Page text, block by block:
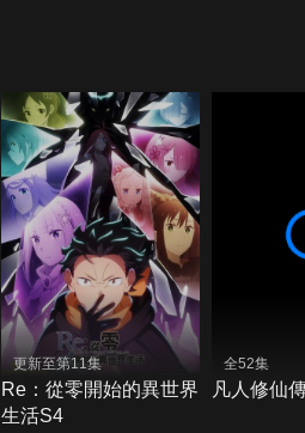
更新至第11集
Re：從零開始的異世界
生活S4
全52集
凡人修仙